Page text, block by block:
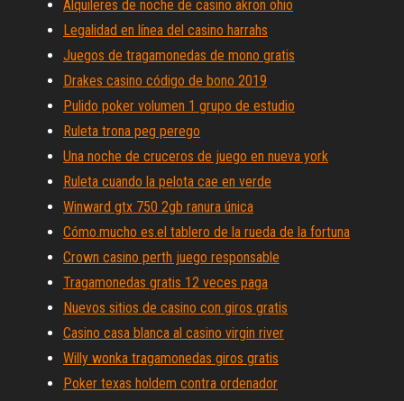
Alquileres de noche de casino akron ohio
Legalidad en línea del casino harrahs
Juegos de tragamonedas de mono gratis
Drakes casino código de bono 2019
Pulido poker volumen 1 grupo de estudio
Ruleta trona peg perego
Una noche de cruceros de juego en nueva york
Ruleta cuando la pelota cae en verde
Winward gtx 750 2gb ranura única
Cómo.mucho es.el tablero de la rueda de la fortuna
Crown casino perth juego responsable
Tragamonedas gratis 12 veces paga
Nuevos sitios de casino con giros gratis
Casino casa blanca al casino virgin river
Willy wonka tragamonedas giros gratis
Poker texas holdem contra ordenador